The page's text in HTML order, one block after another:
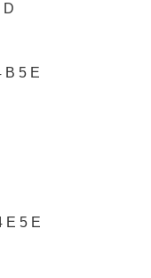
D
B 5 E
E 5 E